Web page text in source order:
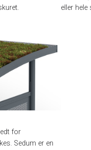
eller hele
for
Sedum er en